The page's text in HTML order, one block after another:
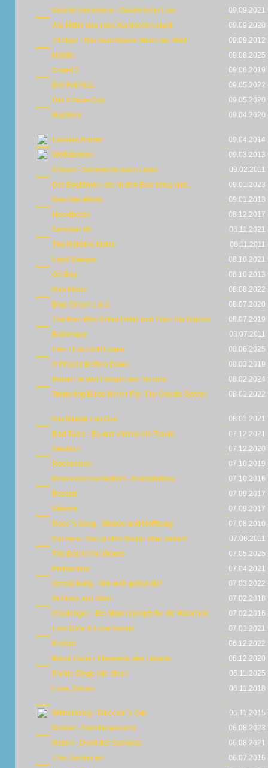
Scarlet Innocence - Gefährliche Lust
09.09.2021
Als Hitler das rosa Kaninchen stahl
09.09.2020
J.Edgar - Der mächtigste Mann der Welt
09.09.2012
Heldin
09.08.2025
Creed 2
09.06.2019
Der Fall 9/11
09.05.2022
Der Chaos-Cop
09.05.2020
Hustlers
09.04.2020
Lassies Kinder
09.04.2014
Wolfsbrüder
09.03.2013
Chopin - Sehnsucht nach Liebe
09.02.2011
Der Engländer, der in den Bus stieg und...
09.01.2023
Beat the World
09.01.2013
Heartbeats
08.12.2017
Sommer 85
08.11.2021
Tim Robbins Noise
08.11.2011
Light Sleeper
08.10.2021
Oh Boy
08.10.2013
Das Piano
08.08.2022
Blue Crush 1 & 2
08.07.2020
The Man Who Killed Hitler and Then the Bigfoot
08.07.2019
Burlesque
08.07.2011
Lies - Lust und Lügen
08.06.2025
A Prayer Before Dawn
08.03.2019
Rebel - In den Fängen des Terrors
08.02.2024
Twittering Birds Never Fly: The Clouds Gather
08.01.2022
Die Bande von Oss
08.01.2021
Bad Tales - Es war einmal ein Traum
07.12.2021
Swallow
07.12.2020
Rocketman
07.10.2019
Prinzessin Fantaghirò - Komplettbox
07.10.2016
Boston
07.09.2017
Silence
07.09.2017
Rose´s Song - Glaube und Hoffnung
07.08.2010
Carnera - Der größte Boxer aller Zeiten!
07.06.2011
The Boy in the Woods
07.05.2025
Pelikanblut
07.04.2021
Versuchung - Wie weit gehst du?
07.03.2022
Schloss aus Glas
07.02.2018
Challenger - Ein Mann kämpft für die Wahrheit
07.02.2016
Lost Girls & Love Hotels
07.01.2021
Krabat
06.12.2022
Marie Curie - Elemente des Lebens
06.12.2020
Kleine Dinge wie diese
06.11.2025
Love, Simon
06.11.2018
Winterkrieg - Director´s Cut
06.11.2015
Broker - Familie gesucht
06.08.2023
Gozen - Duell der Samurai
06.08.2021
Z for Zachariah
06.07.2016